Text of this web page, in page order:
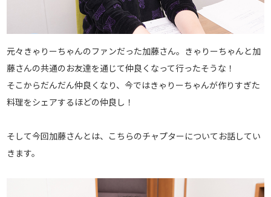
元々きゃりーちゃんのファンだった加藤さん。きゃりーちゃんと加
藤さんの共通のお友達を通じて仲良くなって行ったそうな！
そこからだんだん仲良くなり、今ではきゃりーちゃんが作りすぎた
料理をシェアするほどの仲良し！
そして今回加藤さんとは、こちらのチャプターについてお話してい
きます。